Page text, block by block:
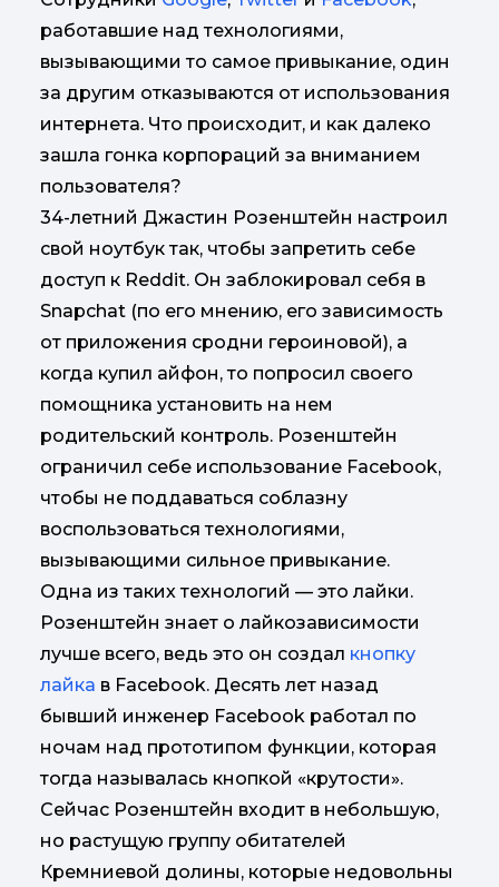
работавшие над технологиями,
вызывающими то самое привыкание, один
за другим отказываются от использования
интернета. Что происходит, и как далеко
зашла гонка корпораций за вниманием
пользователя?
34-летний Джастин Розенштейн настроил
свой ноутбук так, чтобы запретить себе
доступ к Reddit. Он заблокировал себя в
Snapchat (по его мнению, его зависимость
от приложения сродни героиновой), а
когда купил айфон, то попросил своего
помощника установить на нем
родительский контроль. Розенштейн
ограничил себе использование Facebook,
чтобы не поддаваться соблазну
воспользоваться технологиями,
вызывающими сильное привыкание.
Одна из таких технологий — это лайки.
Розенштейн знает о лайкозависимости
лучше всего, ведь это он создал кнопку
лайка в Facebook. Десять лет назад
бывший инженер Facebook работал по
ночам над прототипом функции, которая
тогда называлась кнопкой «крутости».
Сейчас Розенштейн входит в небольшую,
но растущую группу обитателей
Кремниевой долины, которые недовольны